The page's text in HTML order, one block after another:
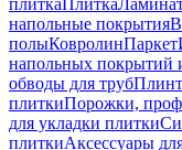
плиткаПлитка
напольные покрытия
полыКовролинПаркет
напольных покрытий
обводы для труб
плиткиПорожки,
для укладки плитки
плиткиАксессуары